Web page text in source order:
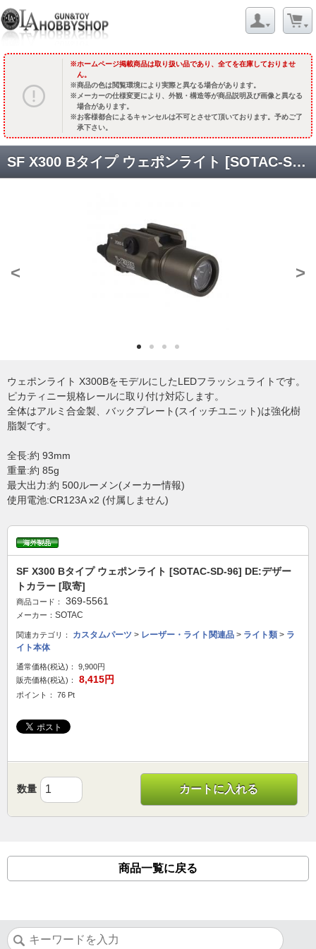
ホームページ掲載商品は取り扱い品であり、全てを在庫しておりませ
ん。
商品の色は閲覧環境により実際と異なる場合があります。
メーカーの仕様変更により、外観・構造等が商品説明及び画像と異なる
場合があります。
お客様都合によるキャンセルは不可とさせて頂いております。予めご了
承下さい。
SF X300 Bタイプ ウェポンライト [SOTAC-SD-96] DE:デザートカラー [取寄]
< >
ウェポンライト X300BをモデルにしたLEDフラッシュライトです。
ピカティニー規格レールに取り付け対応します。
全体はアルミ合金製、バックプレート(スイッチユニット)は強化樹
脂製です。
全長:約 93mm
重量:約 85g
最大出力:約 500ルーメン(メーカー情報)
使用電池:CR123A x2 (付属しません)
SF X300 Bタイプ ウェポンライト [SOTAC-SD-96] DE:デザー
トカラー [取寄]
商品コード： 369-5561
メーカー： SOTAC
関連カテゴリ： カスタムパーツ > レーザー・ライト関連品 > ライト類 > ラ
イト本体
通常価格(税込)：
9,900円
販売価格(税込)：
8,415円
ポイント： 76 Pt
数量 カートに入れる
商品一覧に戻る